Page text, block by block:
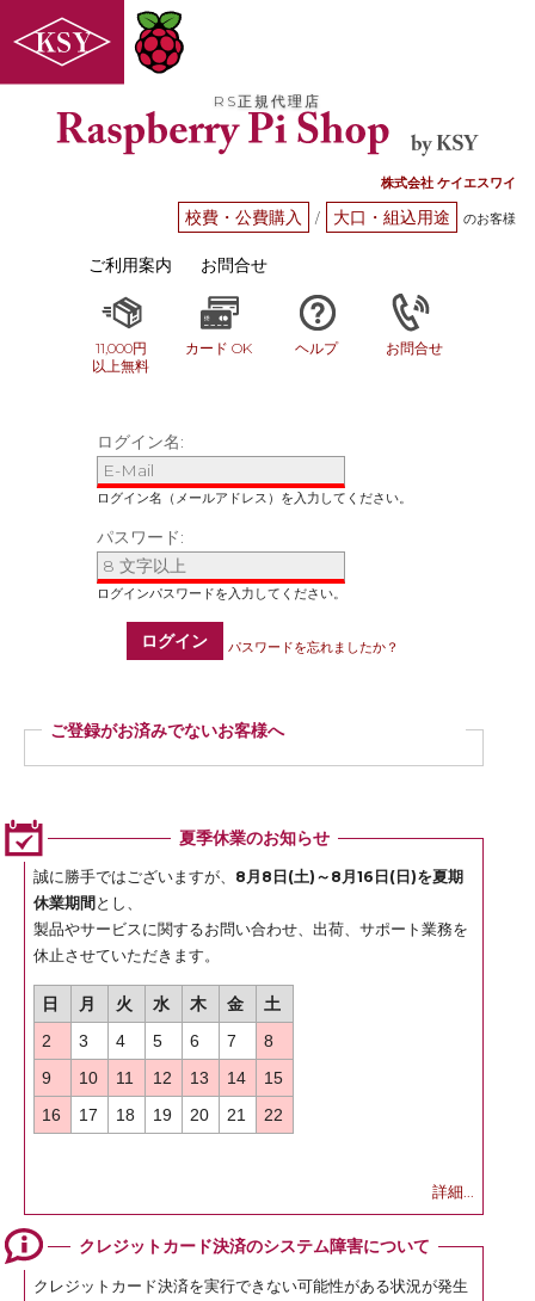
RS正規代理店
株式会社 ケイエスワイ
校費・公費購入 / 大口・組込用途 のお客様
ご利用案内 お問合せ
11,000円
以上無料
カード OK ヘルプ お問合せ
ログイン名:
パスワード:
ログイン パスワードを忘れましたか？
ご登録がお済みでないお客様へ
ご登録いただくと商品ご購入の際、お届け先情報などを毎回ご入力いただかなく
夏季休業のお知らせ
誠に勝手ではございますが、 8月8日(土)～8月16日(日)を夏期
休業期間 とし、
製品やサービスに関するお問い合わせ、出荷、サポート業務を
休止させていただきます。
日 月 火 水 木 金
土
2
3 4 5 6 7
8
9
10 11 12 13 14
15
16
17 18 19 20 21 22
詳細...
クレジットカード決済のシステム障害について
クレジットカード決済を実行できない可能性がある状況が発生